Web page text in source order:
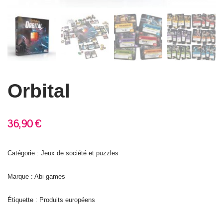
Orbital
36,90€
Catégorie : Jeux de société et puzzles
Marque : Abi games
Étiquette : Produits européens